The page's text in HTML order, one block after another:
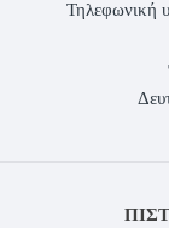
Τηλεφωνική